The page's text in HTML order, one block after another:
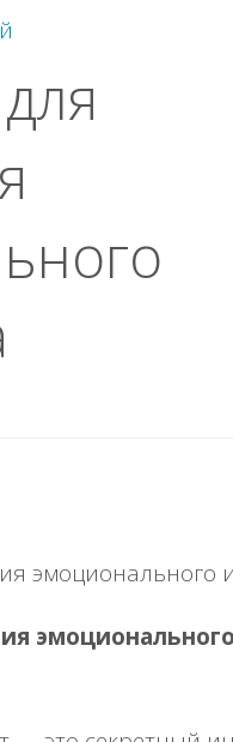
эмоционального